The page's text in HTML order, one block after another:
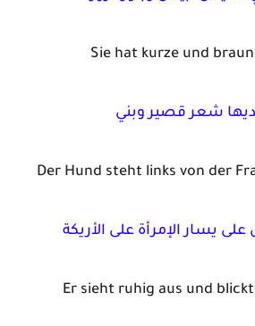
Sie hat kurze und
Der Hund steht links von der
Er sieht ruhig aus und